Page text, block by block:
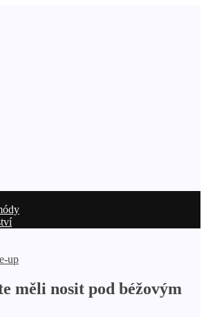
up
měli nosit pod béžovým